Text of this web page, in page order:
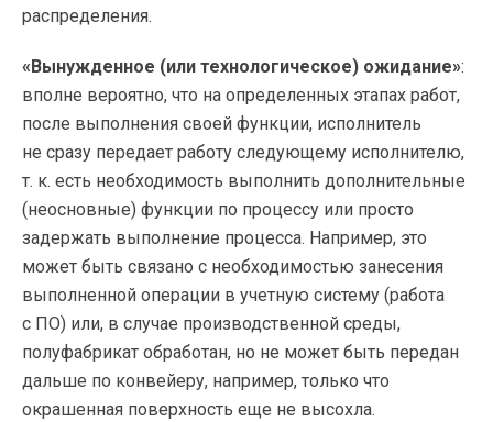
распределения.
«Вынужденное (или технологическое) ожидание»:
вполне вероятно, что на определенных этапах работ,
после выполнения своей функции, исполнитель
не сразу передает работу следующему исполнителю,
т. к. есть необходимость выполнить дополнительные
(неосновные) функции по процессу или просто
задержать выполнение процесса. Например, это
может быть связано с необходимостью занесения
выполненной операции в учетную систему (работа
с ПО) или, в случае производственной среды,
полуфабрикат обработан, но не может быть передан
дальше по конвейеру, например, только что
окрашенная поверхность еще не высохла.